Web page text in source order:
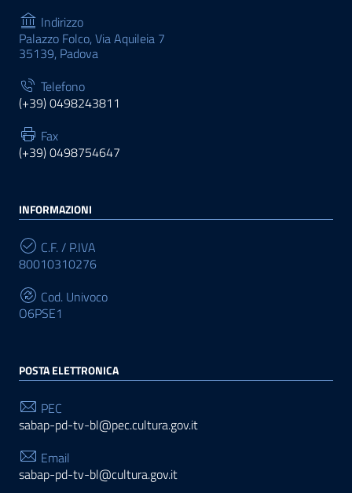
Indirizzo
Palazzo Folco, Via Aquileia 7
35139, Padova
Telefono
(+39) 0498243811
Fax
(+39) 0498754647
INFORMAZIONI
C.F. / P.IVA
80010310276
Cod. Univoco
O6PSE1
POSTA ELETTRONICA
PEC
sabap-pd-tv-bl@pec.cultura.gov.it
Email
sabap-pd-tv-bl@cultura.gov.it